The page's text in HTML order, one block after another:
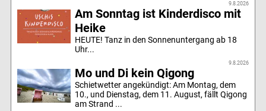
9.8.2026
Am Sonntag ist Kinderdisco mit
Heike
HEUTE! Tanz in den Sonnenuntergang ab 18
Uhr...
9.8.2026
Mo und Di kein Qigong
Schietwetter angekündigt: Am Montag, dem
10., und Dienstag, dem 11. August, fällt Qigong
am Strand ...